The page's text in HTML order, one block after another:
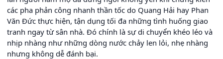
các pha phản công nhanh thần tốc do Quang Hải hay Phan
Văn Đức thực hiện, tận dụng tối đa những tình huống giao
tranh ngay từ sân nhà. Đó chính là sự di chuyển khéo léo và
nhịp nhàng như những dòng nước chảy len lỏi, nhẹ nhàng
nhưng không dễ đánh bại.